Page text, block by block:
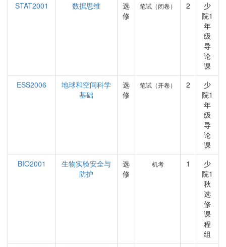
STAT2001
数据思维
选
修
笔试（闭卷） 2
少
院1
年
级
导
论
课
ESS2006
地球和空间科学
基础
选
修
笔试（开卷） 2
少
院1
年
级
导
论
课
BIO2001
生物实验安全与
防护
选
修
机考 1
少
院1
秋
选
修
课
程
组